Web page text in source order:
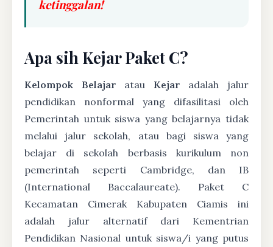
ketinggalan!
Apa sih Kejar Paket C?
Kelompok Belajar atau Kejar adalah jalur
pendidikan nonformal yang difasilitasi oleh
Pemerintah untuk siswa yang belajarnya tidak
melalui jalur sekolah, atau bagi siswa yang
belajar di sekolah berbasis kurikulum non
pemerintah seperti Cambridge, dan IB
(International Baccalaureate). Paket C
Kecamatan Cimerak Kabupaten Ciamis ini
adalah jalur alternatif dari Kementrian
Pendidikan Nasional untuk siswa/i yang putus